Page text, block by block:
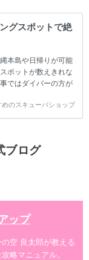
していたスキューバ
ることになってしま
バダイビングは事故
ます。もしかしたら
ません。 今回は現地
グスポットで絶
本島や日帰りが可能
ポットが数えきれな
ではダイバーの方が
ールは、沖縄本島で
納村、名護市、本部
イセンスをお持ちの
のスキューバショップ
ブログ
ップ
空 良太郎が教える
略マニュアル。